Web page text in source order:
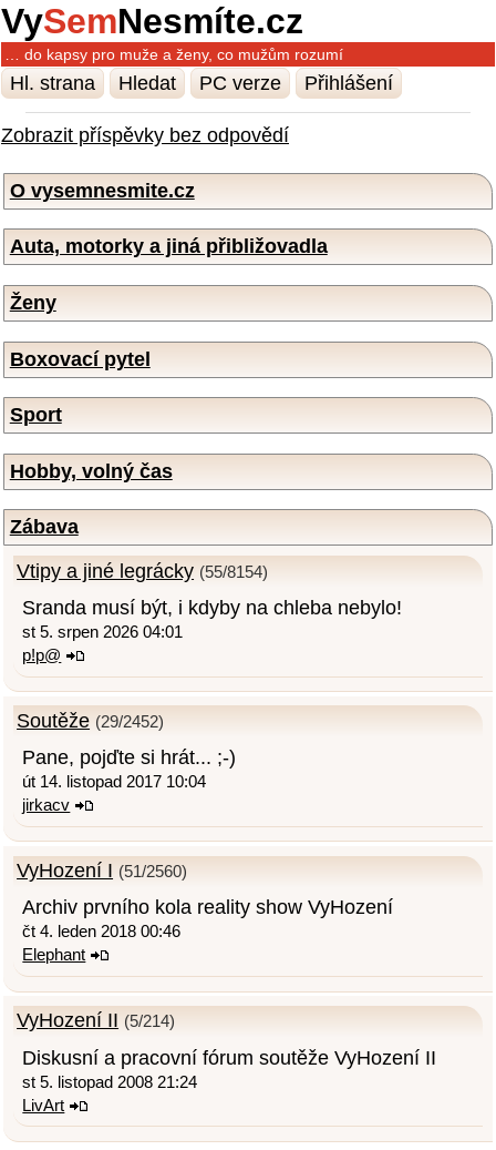
VySemNesmíte.cz
… do kapsy pro muže a ženy, co mužům rozumí
Hl. strana Hledat PC verze Přihlášení
Zobrazit příspěvky bez odpovědí
O vysemnesmite.cz
Auta, motorky a jiná přibližovadla
Ženy
Boxovací pytel
Sport
Hobby, volný čas
Zábava
Vtipy a jiné legrácky (55/8154)
Sranda musí být, i kdyby na chleba nebylo!
st 5. srpen 2026 04:01
p!p@
Soutěže (29/2452)
Pane, pojďte si hrát... ;-)
út 14. listopad 2017 10:04
jirkacv
VyHození I (51/2560)
Archiv prvního kola reality show VyHození
čt 4. leden 2018 00:46
Elephant
VyHození II (5/214)
Diskusní a pracovní fórum soutěže VyHození II
st 5. listopad 2008 21:24
LivArt